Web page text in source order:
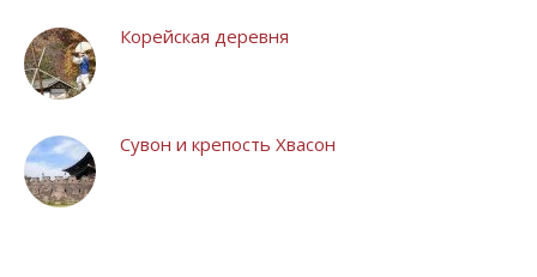
Корейская деревня
Сувон и крепость Хвасон